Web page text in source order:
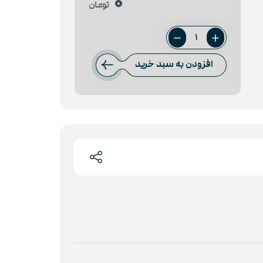
تومان
میلگرد
14
راد
افزودن به سبد خرید